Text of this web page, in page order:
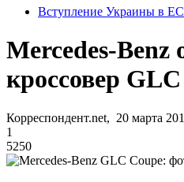
Вступление Украины в ЕС
Mercedes-Benz
кроссовер
Корреспондент.net, 20 марта
1
5250